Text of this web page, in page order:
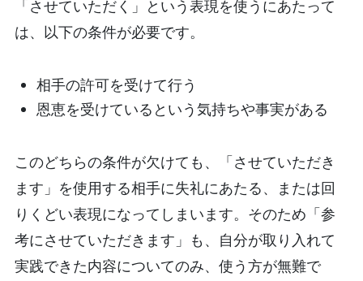
「させていただく」という表現を使うにあたって
は、以下の条件が必要です。
相手の許可を受けて行う
恩恵を受けているという気持ちや事実がある
このどちらの条件が欠けても、「させていただき
ます」を使用する相手に失礼にあたる、または回
りくどい表現になってしまいます。そのため「参
考にさせていただきます」も、自分が取り入れて
実践できた内容についてのみ、使う方が無難で